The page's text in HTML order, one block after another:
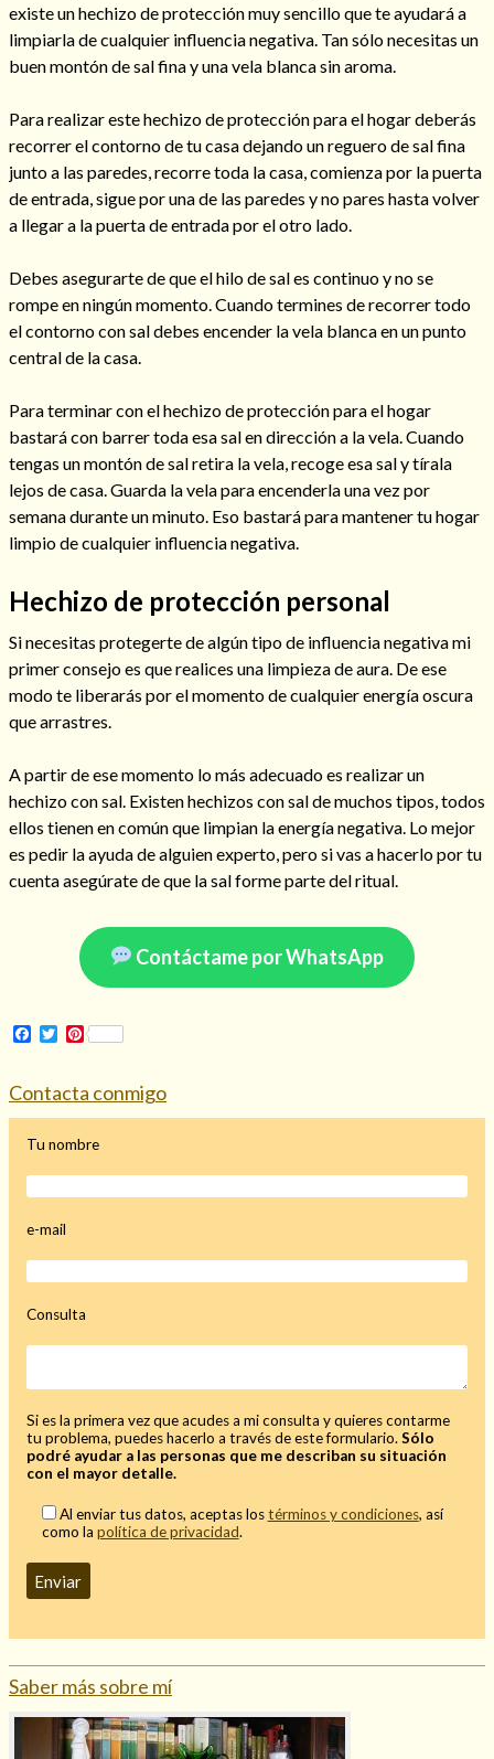
Consulta de tarot online
Hechizo de alejamiento
Tu consulta al tarot
(208)
Amarres(145)
Cartomancia(117)
Endulzamiento(112)
Infidelidad(104)
Oraciones(3)
Tarot online
Mis libros favoritos
Mi Blog
existe un hechizo de protección muy sencillo que te ayudará a
limpiarla de cualquier influencia negativa. Tan sólo necesitas un
buen montón de sal fina y una vela blanca sin aroma.
Para realizar este hechizo de protección para el hogar deberás
recorrer el contorno de tu casa dejando un reguero de sal fina
junto a las paredes, recorre toda la casa, comienza por la puerta
de entrada, sigue por una de las paredes y no pares hasta volver
a llegar a la puerta de entrada por el otro lado.
Debes asegurarte de que el hilo de sal es continuo y no se
rompe en ningún momento. Cuando termines de recorrer todo
el contorno con sal debes encender la vela blanca en un punto
central de la casa.
Para terminar con el hechizo de protección para el hogar
bastará con barrer toda esa sal en dirección a la vela. Cuando
tengas un montón de sal retira la vela, recoge esa sal y tírala
lejos de casa. Guarda la vela para encenderla una vez por
semana durante un minuto. Eso bastará para mantener tu hogar
limpio de cualquier influencia negativa.
Hechizo de protección personal
Si necesitas protegerte de algún tipo de influencia negativa mi
primer consejo es que realices una limpieza de aura. De ese
modo te liberarás por el momento de cualquier energía oscura
que arrastres.
A partir de ese momento lo más adecuado es realizar un
hechizo con sal. Existen hechizos con sal de muchos tipos, todos
ellos tienen en común que limpian la energía negativa. Lo mejor
es pedir la ayuda de alguien experto, pero si vas a hacerlo por tu
cuenta asegúrate de que la sal forme parte del ritual.
Contáctame por WhatsApp
Facebook
TwitterPinterest
Contacta conmigo
Tu nombre
e-mail
Consulta
Si es la primera vez que acudes a mi consulta y quieres contarme
tu problema, puedes hacerlo a través de este formulario.Sólo
podré ayudar a las personas que me describan su situación
con el mayor detalle.
Al enviar tus datos, aceptas lostérminos y condiciones, así
como la política de privacidad.
Saber más sobre mí